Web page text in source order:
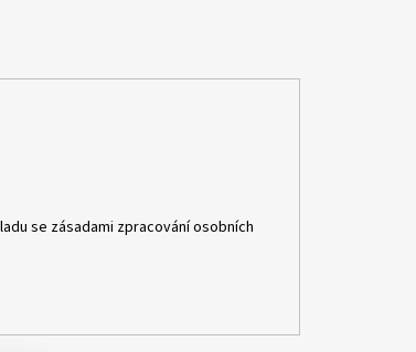
se zásadami zpracování osobních